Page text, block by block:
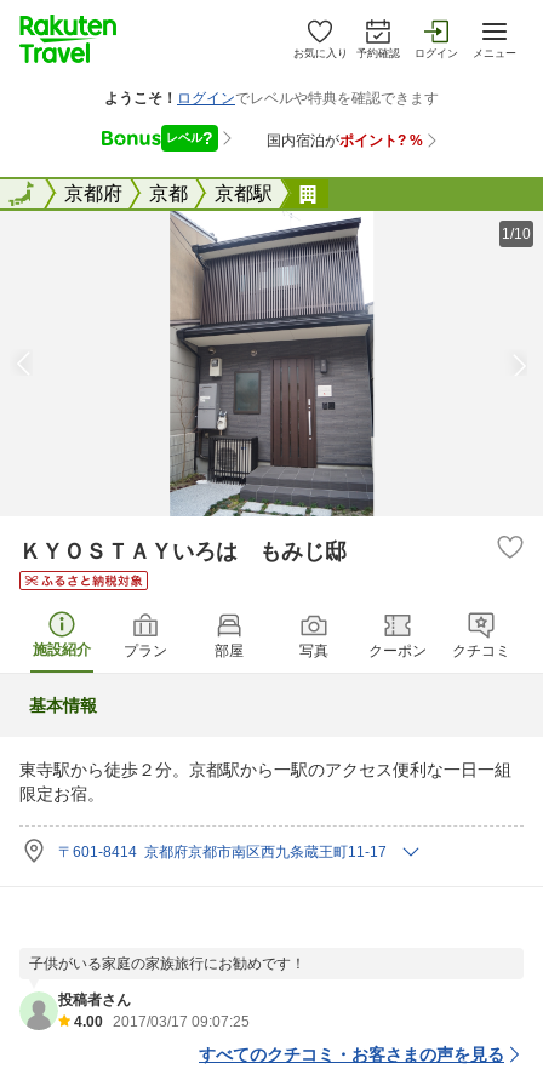
お気に入り 予約確認 ログイン メニュー
全国京都府 京都 京都駅
全国
1/10
ＫＹＯＳＴＡＹいろは もみじ邸
施設紹介 プラン 部屋 写真 クーポン クチコミ
基本情報
東寺駅から徒歩２分。京都駅から一駅のアクセス便利な一日一組
限定お宿。
〒601-8414 京都府京都市南区西九条蔵王町11-17
子供がいる家庭の家族旅行にお勧めです！
投稿者さん
4.00 2017/03/17 09:07:25
すべてのクチコミ・お客さまの声を見る